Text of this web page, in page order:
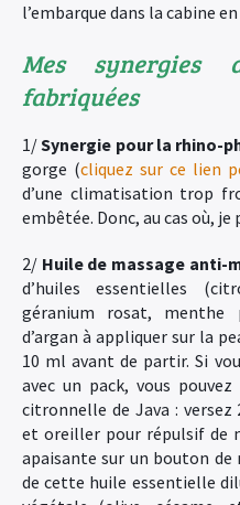
l’embarque dans la cabine
Mes synergies
fabriquées
1/Synergie pour la rhino-
gorge (cliquez sur ce lien
d’une climatisation trop
embêtée. Donc, au cas où,
2/ Huile de massage anti-
d’huiles essentielles
géranium rosat, menthe
d’argan à appliquer sur la
10 ml avant de partir. Si
avec un pack, vous
citronnelle de Java :
et oreiller pour répulsif de
apaisante sur un bouton
de cette huile essentielle